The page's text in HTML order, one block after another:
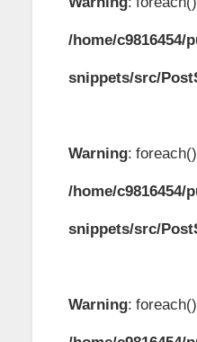
/home/
snippets/src/
Warning:
/home/
snippets/src/
Warning: